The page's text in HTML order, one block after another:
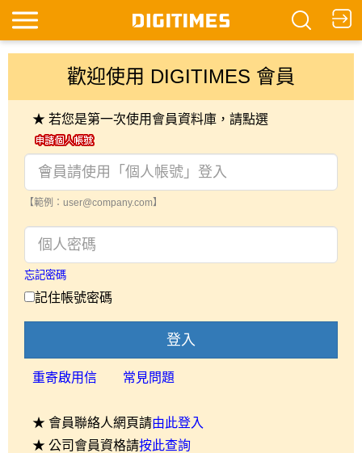
歡迎使用 DIGITIMES 會員
★ 若您是第一次使用會員資料庫，請點選
【範例：user@company.com】
忘記密碼
記住帳號密碼
登入
重寄啟用信 常見問題
★ 會員聯絡人網頁請由此登入
★ 公司會員資格請按此查詢